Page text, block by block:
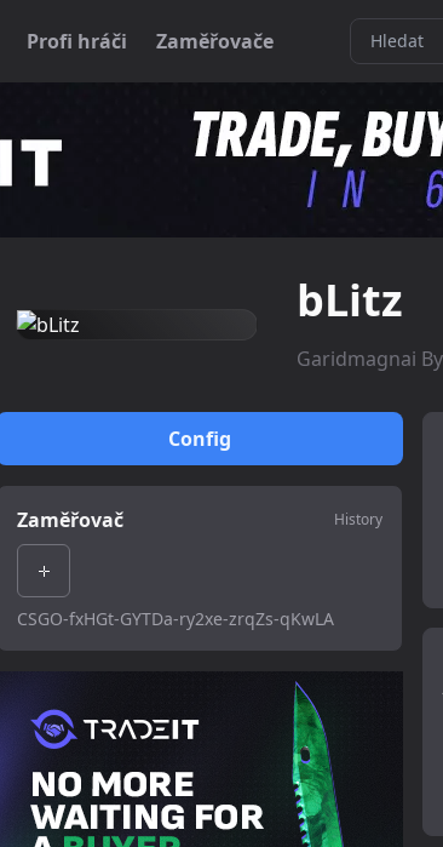
Profi hráči Zaměřovače
bLitz
Garidmagnai
Config
Zaměřovač History
CSGO-fxHGt-GYTDa-ry2xe-zrqZs-qKwLA